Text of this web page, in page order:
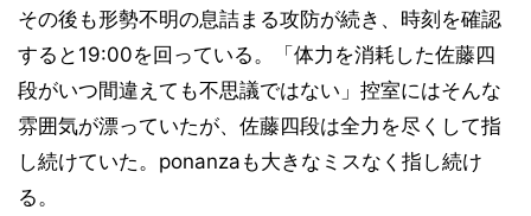
その後も形勢不明の息詰まる攻防が続き、時刻を確認
すると19:00を回っている。「体力を消耗した佐藤四
段がいつ間違えても不思議ではない」控室にはそんな
雰囲気が漂っていたが、佐藤四段は全力を尽くして指
し続けていた。ponanzaも大きなミスなく指し続け
る。